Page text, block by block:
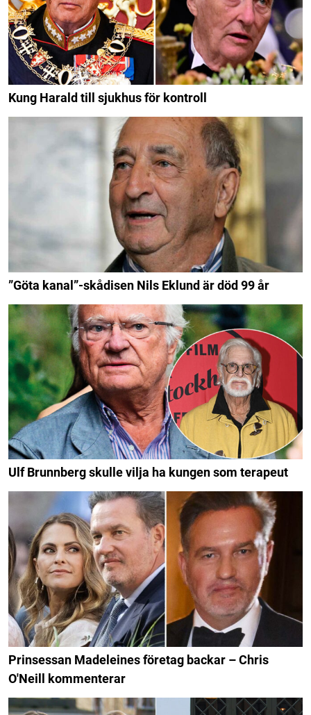
Kung Harald till sjukhus för kontroll
”Göta kanal”-skådisen Nils Eklund är död 99 år
Ulf Brunnberg skulle vilja ha kungen som terapeut
Prinsessan Madeleines företag backar – Chris
O'Neill kommenterar